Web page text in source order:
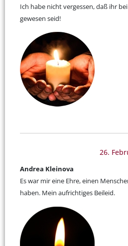
Ich habe nicht vergessen, daß ihr
gewesen seid!
26.
Andrea Kleinova
Es war mir eine Ehre, einen
haben. Mein aufrichtiges Beileid.